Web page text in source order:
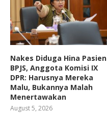
Nakes Diduga Hina Pasien
BPJS, Anggota Komisi IX
DPR: Harusnya Mereka
Malu, Bukannya Malah
Menertawakan
August 5, 2026